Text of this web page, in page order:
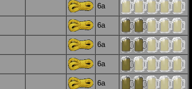
6a
6a
6a
6a
6a